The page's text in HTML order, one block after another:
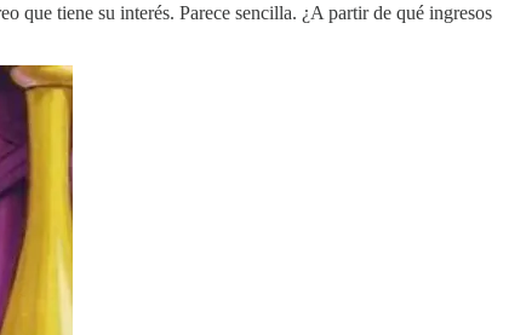
que tiene su interés. Parece sencilla. ¿A partir de qué ingresos